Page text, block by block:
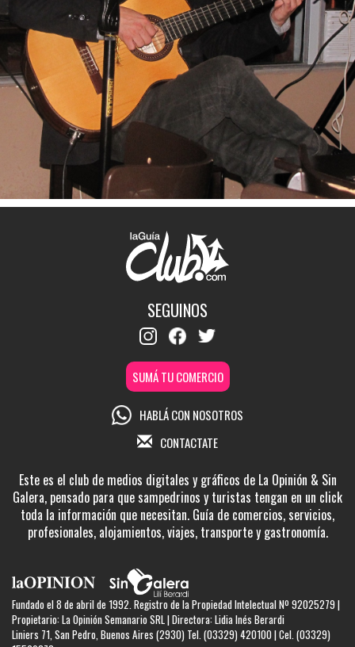
SEGUINOS
SUMÁ TU COMERCIO
HABLÁ CON NOSOTROS
CONTACTATE
Este es el club de medios digitales y gráficos de La Opinión & Sin
Galera, pensado para que sampedrinos y turistas tengan en un click
toda la información que necesitan. Guía de comercios, servicios,
profesionales, alojamientos, viajes, transporte y gastronomía.
Fundado el 8 de abril de 1992. Registro de la Propiedad Intelectual Nº 92025279 |
Propietario: La Opinión Semanario SRL | Directora: Lidia Inés Berardi
Liniers 71, San Pedro, Buenos Aires (2930) Tel. (03329) 420100 | Cel. (03329)